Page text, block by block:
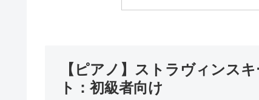
【ピアノ】ストラヴィンス
ト：初級者向け